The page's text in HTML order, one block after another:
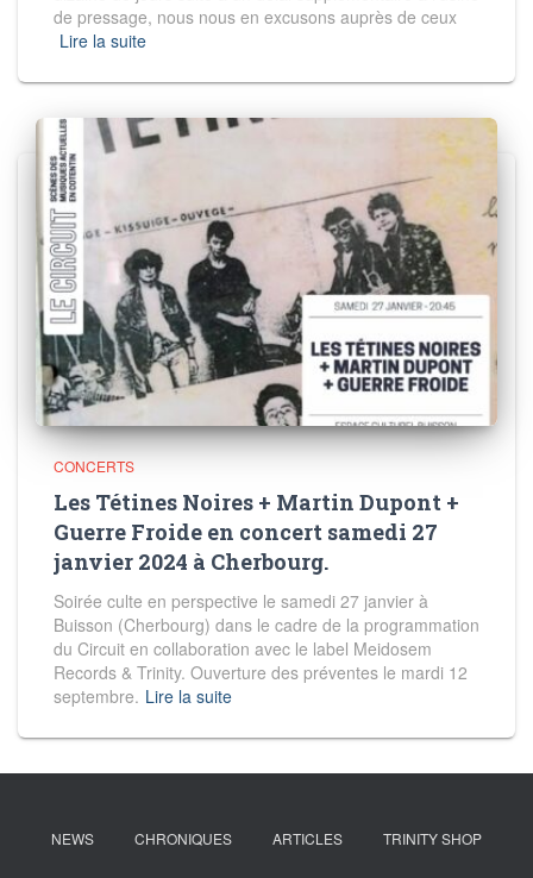
de pressage, nous nous en excusons auprès de ceux
Lire la suite
CONCERTS
Les Tétines Noires + Martin Dupont +
Guerre Froide en concert samedi 27
janvier 2024 à Cherbourg.
Soirée culte en perspective le samedi 27 janvier à
Buisson (Cherbourg) dans le cadre de la programmation
du Circuit en collaboration avec le label Meidosem
Records & Trinity. Ouverture des préventes le mardi 12
septembre. Lire la suite
NEWS CHRONIQUES ARTICLES TRINITY SHOP